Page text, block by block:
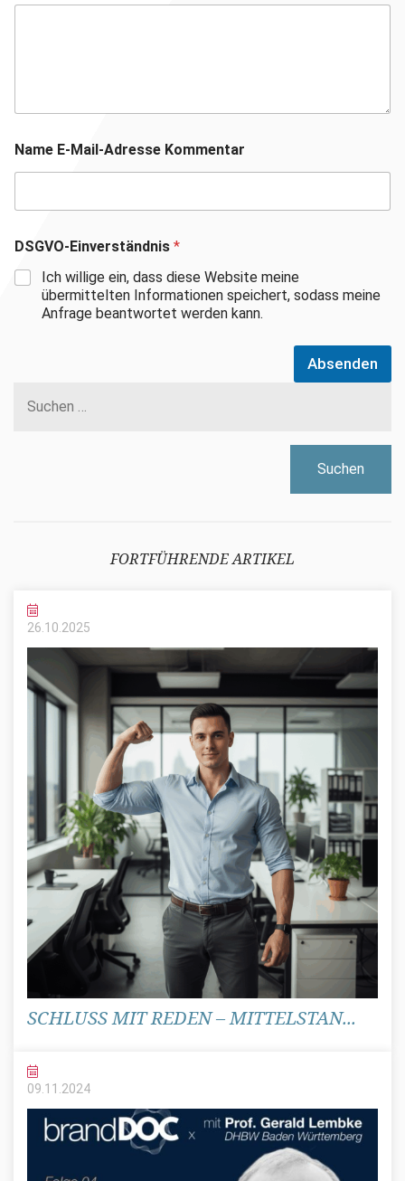
Name E-Mail-Adresse Kommentar
DSGVO-Einverständnis *
Ich willige ein, dass diese Website meine
übermittelten Informationen speichert, sodass meine
Anfrage beantwortet werden kann.
Absenden
FORTFÜHRENDE ARTIKEL
26.10. 2025
SCHLUSS MIT REDEN – MITTELSTAN...
09.11. 2024